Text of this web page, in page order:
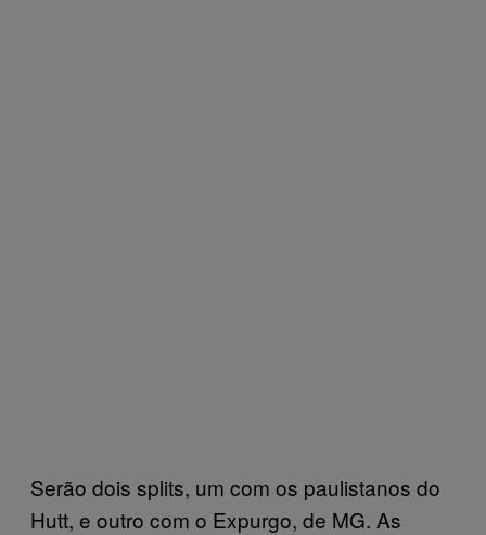
Serão dois splits, um com os paulistanos do
Hutt, e outro com o Expurgo, de MG. As